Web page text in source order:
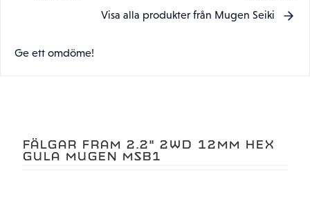
Visa alla produkter från Mugen Seiki
Ge ett omdöme!
FÄLGAR FRAM 2.2" 2WD 12MM HEX
GULA MUGEN MSB1